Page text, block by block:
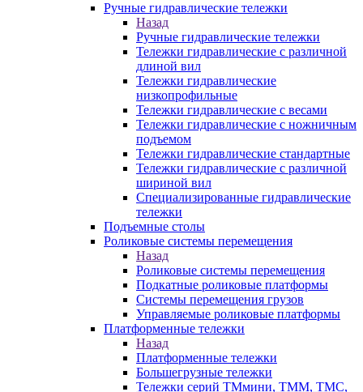
Ручные гидравлические тележки
Назад
Ручные гидравлические тележки
Тележки гидравлические с различной
длиной вил
Тележки гидравлические
низкопрофильные
Тележки гидравлические с весами
Тележки гидравлические с ножничным
подъемом
Тележки гидравлические стандартные
Тележки гидравлические с различной
шириной вил
Специализированные гидравлические
тележки
Подъемные столы
Роликовые системы перемещения
Назад
Роликовые системы перемещения
Подкатные роликовые платформы
Системы перемещения грузов
Управляемые роликовые платформы
Платформенные тележки
Назад
Платформенные тележки
Большегрузные тележки
Тележки серий ТМмини, ТММ, ТМС,